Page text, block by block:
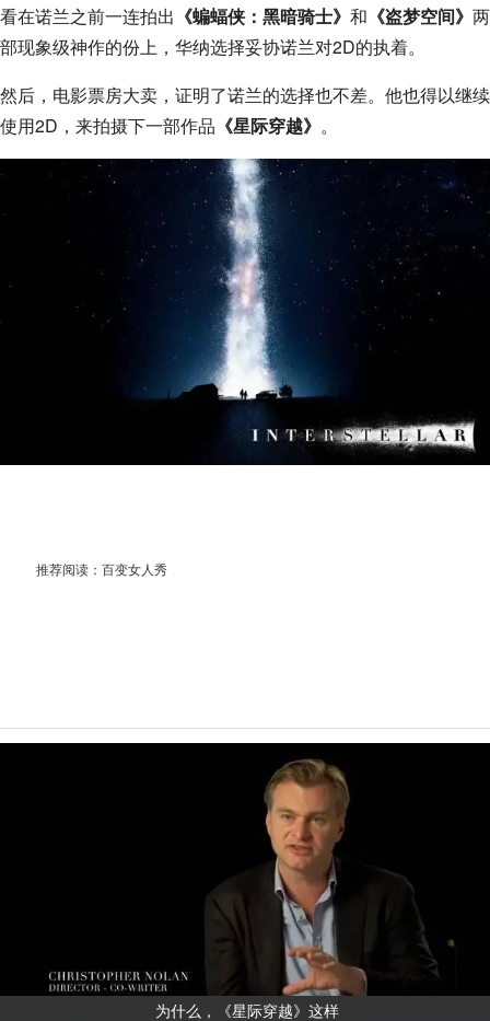
看在诺兰之前一连拍出 《蝙蝠侠：黑暗骑士》 和 《盗梦空间》 两
部现象级神作的份上，华纳选择妥协诺兰对2D的执着。
然后，电影票房大卖，证明了诺兰的选择也不差。他也得以继续
使用2D，来拍摄下一部作品 《星际穿越》 。
推荐阅读： 百变女人秀
为什么，《星际穿越》这样